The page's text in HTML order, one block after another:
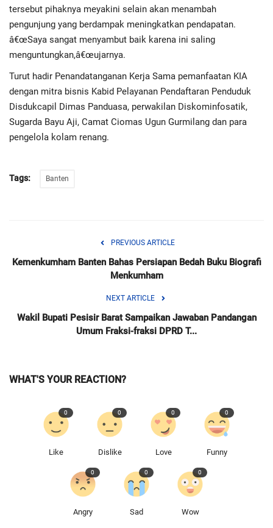
tersebut pihaknya meyakini selain akan menambah
pengunjung yang berdampak meningkatkan pendapatan.
â€œSaya sangat menyambut baik karena ini saling
menguntungkan,â€œujarnya.
Turut hadir Penandatanganan Kerja Sama pemanfaatan KIA
dengan mitra bisnis Kabid Pelayanan Pendaftaran Penduduk
Disdukcapil Dimas Panduasa, perwakilan Diskominfosatik,
Sugarda Bayu Aji, Camat Ciomas Ugun Gurmilang dan para
pengelola kolam renang.
Tags: Banten
PREVIOUS ARTICLE
Kemenkumham Banten Bahas Persiapan Bedah Buku Biografi
Menkumham
NEXT ARTICLE
Wakil Bupati Pesisir Barat Sampaikan Jawaban Pandangan
Umum Fraksi-fraksi DPRD T...
WHAT'S YOUR REACTION?
Like
0
Dislike
0
Love
0
Funny
0
Angry
0
Sad
0
Wow
0